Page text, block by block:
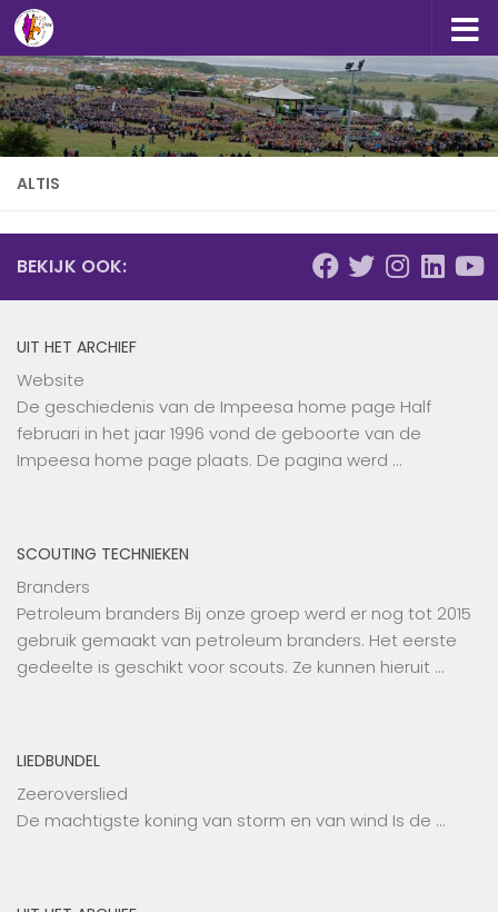
Doorgaan naar inhoud
ALTIS
BEKIJK OOK:
UIT HET ARCHIEF
Website
De geschiedenis van de Impeesa home page Half
februari in het jaar 1996 vond de geboorte van de
Impeesa home page plaats. De pagina werd …
SCOUTING TECHNIEKEN
Branders
Petroleum branders Bij onze groep werd er nog tot 2015
gebruik gemaakt van petroleum branders. Het eerste
gedeelte is geschikt voor scouts. Ze kunnen hieruit …
LIEDBUNDEL
Zeeroverslied
De machtigste koning van storm en van wind Is de …